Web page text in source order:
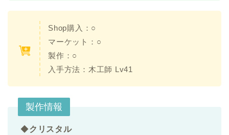
Shop購入：○
マーケット：○
製作：○
入手方法：木工師 Lv41
製作情報
◆クリスタル